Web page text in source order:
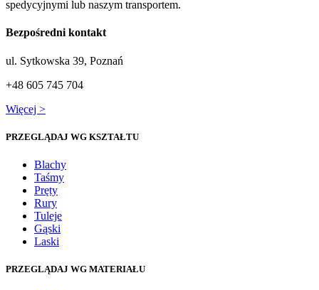
spedycyjnymi lub naszym transportem.
Bezpośredni kontakt
ul. Sytkowska 39, Poznań
+48 605 745 704
Więcej >
PRZEGLĄDAJ WG KSZTAŁTU
Blachy
Taśmy
Pręty
Rury
Tuleje
Gąski
Laski
PRZEGLĄDAJ WG MATERIAŁU